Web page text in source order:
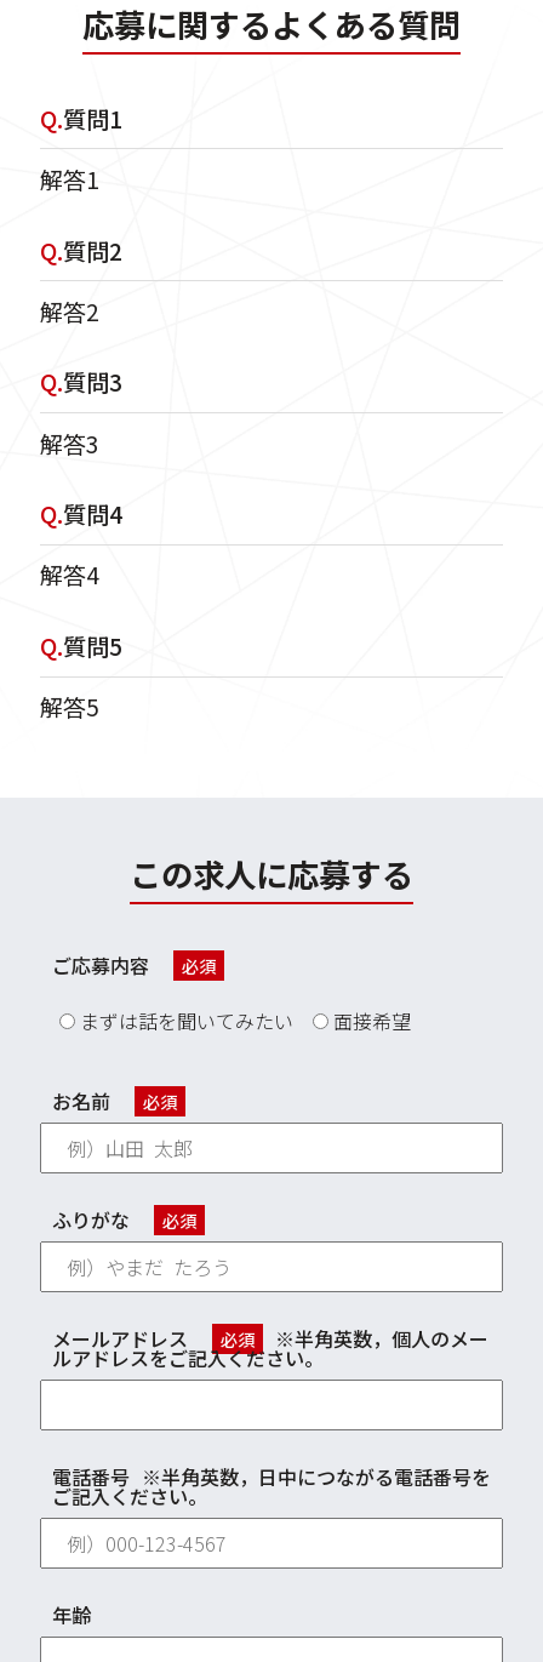
応募に関するよくある質問
Q.質問1
解答1
Q.質問2
解答2
Q.質問3
解答3
Q.質問4
解答4
Q.質問5
解答5
この求人に応募する
ご応募内容 必須
まずは話を聞いてみたい 面接希望
お名前 必須
ふりがな 必須
メールアドレス 必須 ※半角英数，個人のメー
ルアドレスをご記入ください。
電話番号 ※半角英数，日中につながる電話番号を
ご記入ください。
年齢